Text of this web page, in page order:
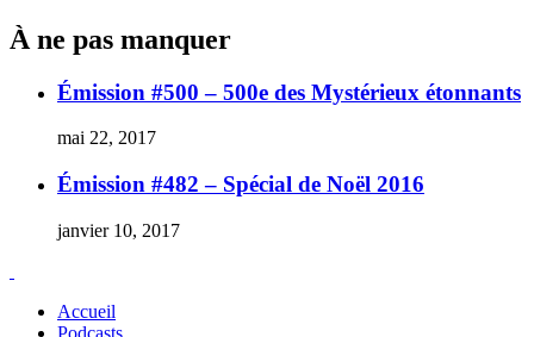
À ne pas manquer
Émission #500 – 500e des Mystérieux étonnants
mai 22, 2017
Émission #482 – Spécial de Noël 2016
janvier 10, 2017
Accueil
Podcasts